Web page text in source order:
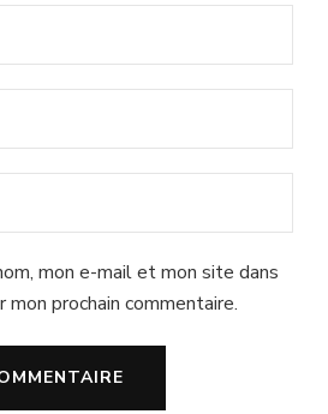
mon e-mail et mon site dans
prochain commentaire.